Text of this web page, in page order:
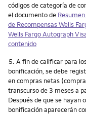
códigos de categoría de
el documento de
de Recompensas Wells
Wells Fargo Autograph
contenido
Nota
5. A fin de calificar para
bonificación, se debe
en compras netas
transcurso de 3 meses a
Después de que se hayan
bonificación aparecerán